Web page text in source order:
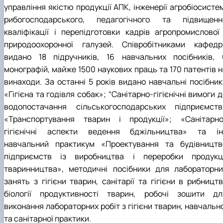
управління якістю продукції АПК, інженерії
рибогосподарського, педагогічного та
кваліфікації і перепідготовки кадрів агропромислової
природоохоронної галузей. Співробітниками
видано 18 підручників, 16 навчальних посібників,
монографій, майже 1500 наукових праць та 170 патентів
винаходи. За останні 5 років видано навчальні
«Гігієна та годівля собак»; “Санітарно-гігієнічні вимоги
водопостачання сільськогосподарських
«Транспортування тварин і продукції»;
гігієнічні аспекти ведення бджільництва» та
навчальний практикум «Проектування та
підприємств із виробництва і переробки
тваринництва», методичні посібники для
занять з гігієни тварин, санітарії та гігієни в
біології продуктивності тварин, робочі зошити
виконання лабораторних робіт з гігієни тварин,
та санітарної практики.